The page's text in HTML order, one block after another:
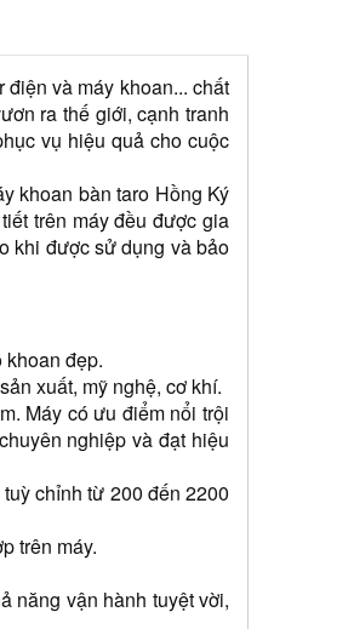
và máy khoan... chất
ra thế giới, cạnh tranh
vụ hiệu quả cho cuộc
khoan bàn taro Hồng Ký
trên máy đều được gia
khi được sử dụng và bảo
đẹp.
xuất, mỹ nghệ, cơ khí.
Máy có ưu điểm nổi trội
nghiệp và đạt hiệu
chỉnh từ 200 đến 2200
trên máy.
năng vận hành tuyệt vời,